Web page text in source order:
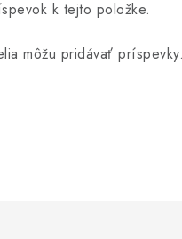
k tejto položke.
môžu pridávať